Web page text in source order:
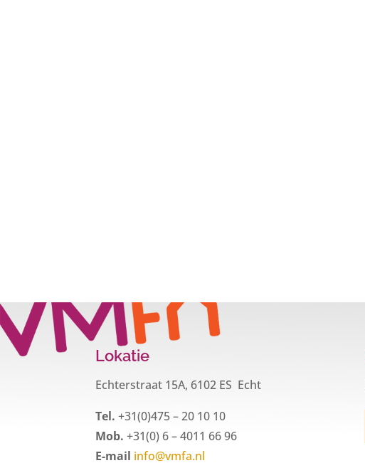
Lokatie
Echterstraat 15A, 6102 ES Echt
Tel. +31(0)475 – 20 10 10
Mob. +31(0) 6 – 4011 66 96
E-mail info@vmfa.nl